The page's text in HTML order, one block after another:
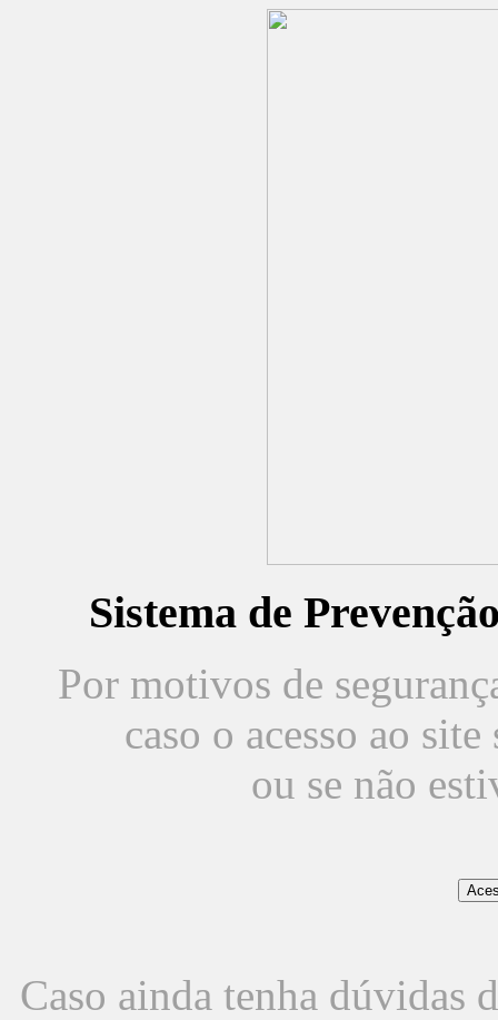
Sistema de
Por motivos de
caso o acesso ao
ou se não
Caso ainda tenha dúvidas